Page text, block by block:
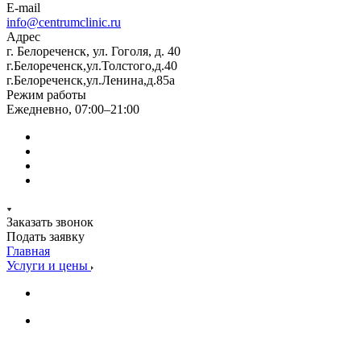
E-mail
info@centrumclinic.ru
Адрес
г. Белореченск, ул. Гоголя, д. 40
г.Белореченск,ул.Толстого,д.40
г.Белореченск,ул.Ленина,д.85а
Режим работы
Ежедневно, 07:00–21:00
Заказать звонок
Подать заявку
Главная
Услуги и цены